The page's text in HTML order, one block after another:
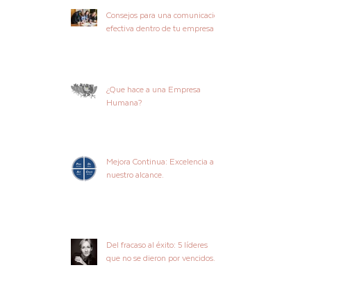
Consejos para una comunicación
efectiva dentro de tu empresa
¿Que hace a una Empresa
Humana?
Mejora Continua: Excelencia a
nuestro alcance.
Del fracaso al éxito: 5 líderes
que no se dieron por vencidos.